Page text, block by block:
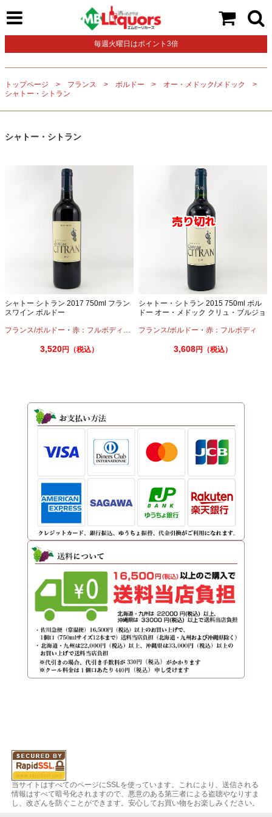
毎週火曜日はポイント3倍
トップページ フランス ボルドー
オー・メドック/メドック
シャトー・シトラン
シャトー・シトラン
シャトー シトラン 2017 750ml フラン
スワイン ボルドー
フランス/ボルドー ・ 赤：フルボディ ・ カベルネ・メルロー
3,520円（税込）
シャトー・シトラン 2015 750ml ボル
ドー オー・メドック クリュ・ブルジョ
フランス/ボルドー ・赤：フルボディ
3,608円（税込）
当サイトはすべてのページにSSLを使っています。これにより、送信される
情報はすべて暗号化されますので、悪意のある第三者による盗聴やなりすま
し、改ざんを防ぐことができます。安心してお買い物をお楽しみください。